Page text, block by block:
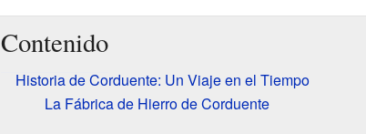
Contenido
Historia de Corduente: Un Viaje en el Tiempo
La Fábrica de Hierro de Corduente